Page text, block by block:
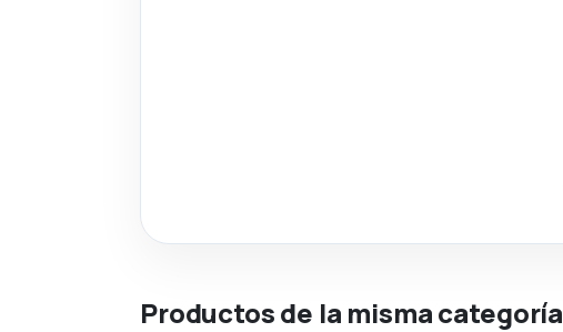
Productos de la misma categoría